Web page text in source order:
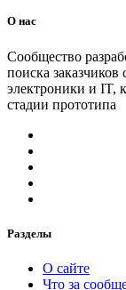
О нас
Сообщество
поиска
электроники и IT,
стадии прототипа
Разделы
О сайте
Что за